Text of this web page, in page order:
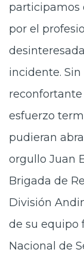
participamos
por el
incidente.
esfuerzo
pudieran
orgullo Juan
Brigada de
División
de su equipo
Nacional de